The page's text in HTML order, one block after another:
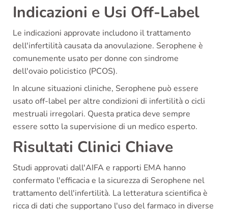
Indicazioni e Usi Off-Label
Le indicazioni approvate includono il trattamento
dell'infertilità causata da anovulazione. Serophene è
comunemente usato per donne con sindrome
dell'ovaio policistico (PCOS).
In alcune situazioni cliniche, Serophene può essere
usato off-label per altre condizioni di infertilità o cicli
mestruali irregolari. Questa pratica deve sempre
essere sotto la supervisione di un medico esperto.
Risultati Clinici Chiave
Studi approvati dall'AIFA e rapporti EMA hanno
confermato l'efficacia e la sicurezza di Serophene nel
trattamento dell'infertilità. La letteratura scientifica è
ricca di dati che supportano l'uso del farmaco in diverse